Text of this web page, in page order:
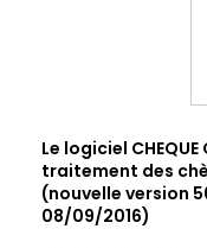
Le logiciel
traitement des
(nouvelle version
08/09/2016)